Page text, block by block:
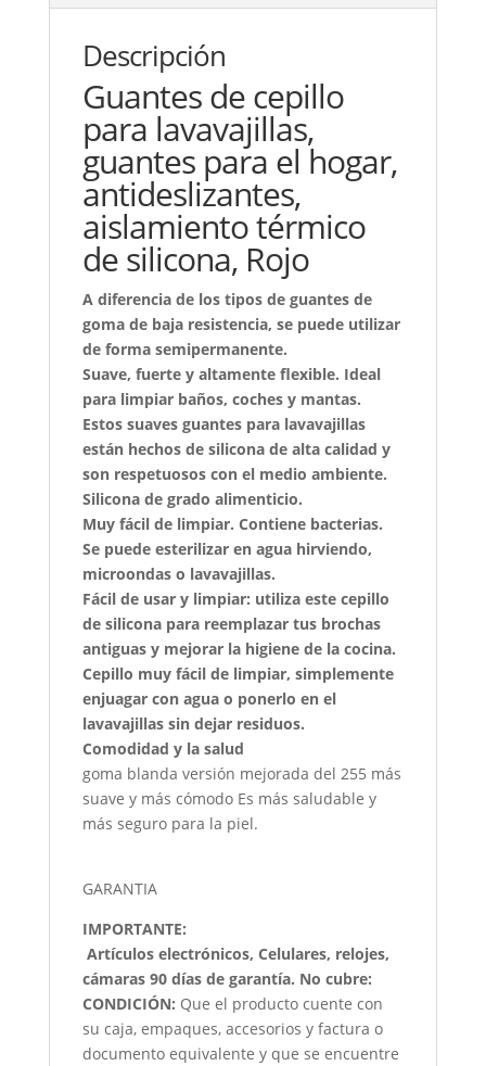
Descripción
Guantes de cepillo
para lavavajillas,
guantes para el hogar,
antideslizantes,
aislamiento térmico
de silicona, Rojo
A diferencia de los tipos de guantes de
goma de baja resistencia, se puede utilizar
de forma semipermanente.
Suave, fuerte y altamente flexible. Ideal
para limpiar baños, coches y mantas.
Estos suaves guantes para lavavajillas
están hechos de silicona de alta calidad y
son respetuosos con el medio ambiente.
Silicona de grado alimenticio.
Muy fácil de limpiar. Contiene bacterias.
Se puede esterilizar en agua hirviendo,
microondas o lavavajillas.
Fácil de usar y limpiar: utiliza este cepillo
de silicona para reemplazar tus brochas
antiguas y mejorar la higiene de la cocina.
Cepillo muy fácil de limpiar, simplemente
enjuagar con agua o ponerlo en el
lavavajillas sin dejar residuos.
Comodidad y la salud
goma blanda versión mejorada del 255 más
suave y más cómodo Es más saludable y
más seguro para la piel.
GARANTIA
IMPORTANTE:
Artículos electrónicos, Celulares, relojes,
cámaras 90 días de garantía. No cubre:
CONDICIÓN: Que el producto cuente con
su caja, empaques, accesorios y factura o
documento equivalente y que se encuentre